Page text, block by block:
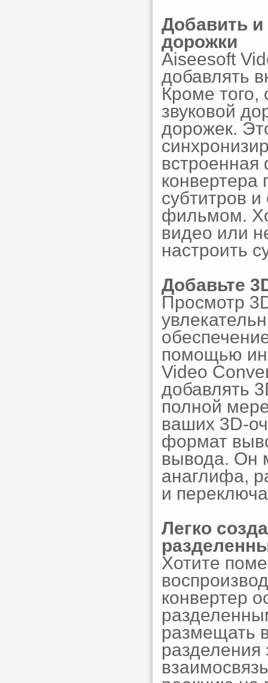
Добавить и
дорожки
Aiseesoft
добавлять
Кроме
звуковой
дорожек.
встроенная
конвертера
субтитров
фильмом.
видео или
настроить
Добавьте
Просмотр
помощью
Video
добавлять
полной
ваших 3D-
формат
вывода. Он
анаглифа,
и
Легко
Хотите
конвертер
размещать
разделения